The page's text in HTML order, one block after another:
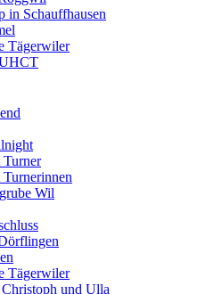
in Schauffhausen
Tägerwiler
Turner
Wil
Tägerwiler
und Ulla